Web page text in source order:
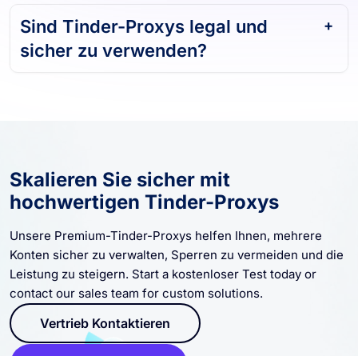
Sind Tinder-Proxys legal und
sicher zu verwenden?
Skalieren Sie sicher mit
hochwertigen Tinder-Proxys
Unsere Premium-Tinder-Proxys helfen Ihnen, mehrere
Konten sicher zu verwalten, Sperren zu vermeiden und die
Leistung zu steigern. Start a kostenloser Test today or
contact our sales team for custom solutions.
Vertrieb Kontaktieren